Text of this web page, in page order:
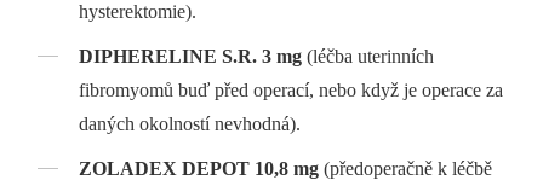
hysterektomie).
DIPHERELINE S.R. 3 mg(léčba uterinních
fibromyomů buď před operací, nebo když je operace za
daných okolností nevhodná).
ZOLADEX DEPOT 10,8 mg (předoperačně k léčbě